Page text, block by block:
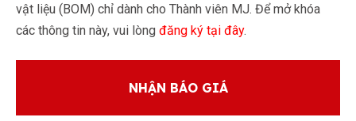
vật liệu (BOM) chỉ dành cho Thành viên MJ. Để mở khóa
các thông tin này, vui lòng đăng ký tại đây.
NHẬN BÁO GIÁ